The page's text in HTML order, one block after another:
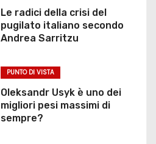
Le radici della crisi del
pugilato italiano secondo
Andrea Sarritzu
PUNTO DI VISTA
Oleksandr Usyk è uno dei
migliori pesi massimi di
sempre?